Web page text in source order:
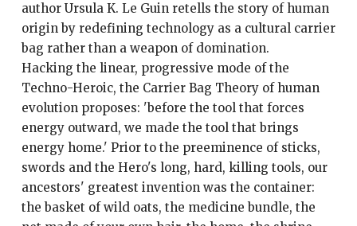
author Ursula K. Le Guin retells the story of human
origin by redefining technology as a cultural carrier
bag rather than a weapon of domination.
Hacking the linear, progressive mode of the
Techno-Heroic, the Carrier Bag Theory of human
evolution proposes: 'before the tool that forces
energy outward, we made the tool that brings
energy home.' Prior to the preeminence of sticks,
swords and the Hero's long, hard, killing tools, our
ancestors' greatest invention was the container:
the basket of wild oats, the medicine bundle, the